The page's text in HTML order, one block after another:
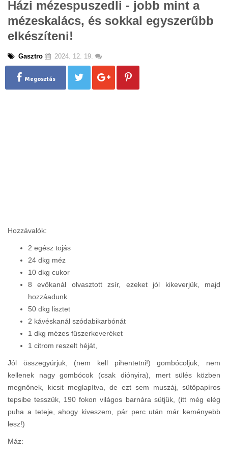
l
Házi mézespuszedli - jobb mint a
mézeskalács, és sokkal egyszerűbb
elkészíteni!
Gasztro 2024. 12. 19.
Megosztás
Hozzávalók:
2 egész tojás
24 dkg méz
10 dkg cukor
8 evőkanál olvasztott zsír, ezeket jól kikeverjük, majd
hozzáadunk
50 dkg lisztet
2 kávéskanál szódabikarbónát
1 dkg mézes fűszerkeveréket
1 citrom reszelt héját,
Jól összegyúrjuk, (nem kell pihentetni!) gombócoljuk, nem
kellenek nagy gombócok (csak diónyira), mert sülés közben
megnőnek, kicsit meglapítva, de ezt sem muszáj, sütőpapíros
tepsibe tesszük, 190 fokon világos barnára sütjük, (itt még elég
puha a teteje, ahogy kiveszem, pár perc után már keményebb
lesz!)
Máz: